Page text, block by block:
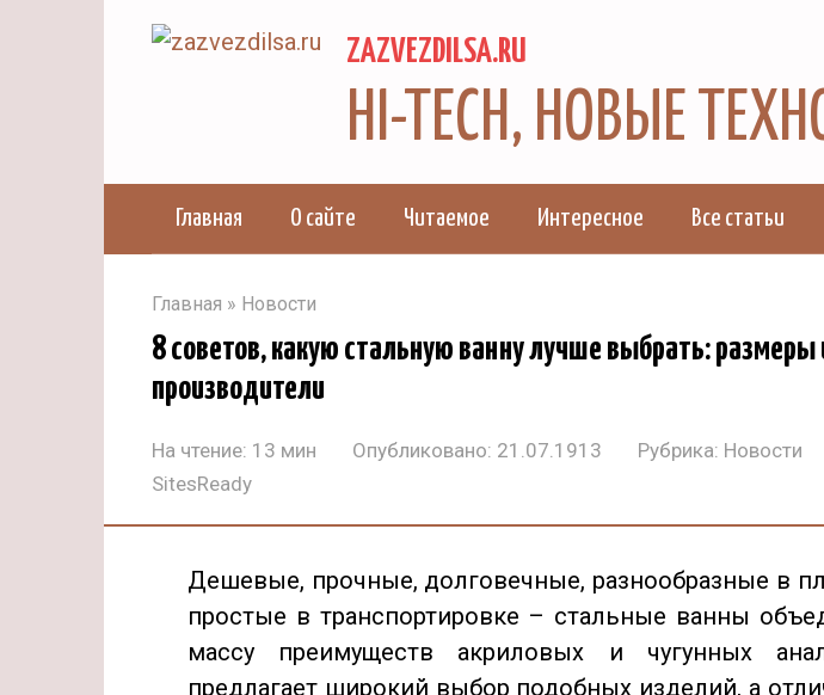
ZAZVEZDILSA.RU
HI-TECH, НОВЫЕ
Главная О сайте Читаемое Интересное Все статьи
Главная » Новости
8 советов, какую стальную ванну лучше выбрать: размеры
производители
На чтение: 13 мин Опубликовано: 21.07.1913 Рубрика: Новости
SitesReady
Дешевые, прочные, долговечные, разнообразные в
простые в транспортировке – стальные ванны
массу преимуществ акриловых и чугунных
предлагает широкий выбор подобных изделий, а